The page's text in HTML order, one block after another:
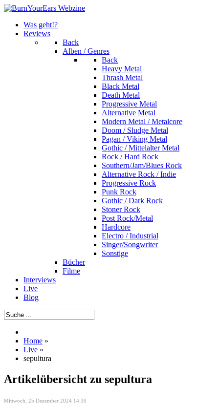
Was geht!?
Reviews
Back
Alben / Genres
Back
Heavy Metal
Thrash Metal
Black Metal
Death Metal
Progressive Metal
Alternative Metal
Modern Metal / Metalcore
Doom / Sludge Metal
Pagan / Viking Metal
Gothic / Mittelalter Metal
Rock / Hard Rock
Southern/Jam/Blues Rock
Alternative Rock / Indie
Progressive Rock
Punk Rock
Gothic / Dark Rock
Stoner Rock
Post Rock/Metal
Hardcore
Electro / Industrial
Singer/Songwriter
Sonstige
Bücher
Filme
Interviews
Live
Blog
Home »
Live »
sepultura
Artikelübersicht zu sepultura
Mittwoch, 25 Dezember 2024 14:30